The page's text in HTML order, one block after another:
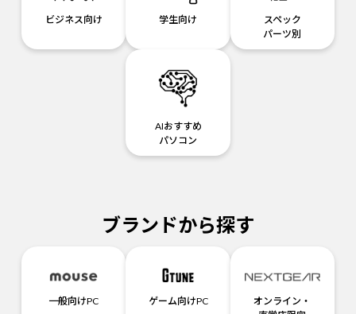
ビジネス向け 学生向け
スペック
パーツ別
AIおすすめ
パソコン
ブランドから探す
一般向けPC ゲーム向けPC
オンライン・